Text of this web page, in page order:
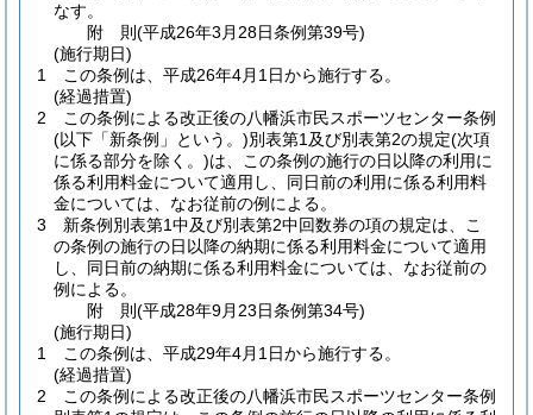
なす。
附 則(平成26年3月28日条例第39号)
(施行期日)
1
この条例は、平成26年4月1日から施行する。
(経過措置)
2
この条例による改正後の八幡浜市民スポーツセンター条例
(以下「新条例」という。)別表第1及び別表第2の規定(次項
に係る部分を除く。)は、この条例の施行の日以降の利用に
係る利用料金について適用し、同日前の利用に係る利用料
金については、なお従前の例による。
3
新条例別表第1中及び別表第2中回数券の項の規定は、こ
の条例の施行の日以降の納期に係る利用料金について適用
し、同日前の納期に係る利用料金については、なお従前の
例による。
附 則(平成28年9月23日条例第34号)
(施行期日)
1
この条例は、平成29年4月1日から施行する。
(経過措置)
2
この条例による改正後の八幡浜市民スポーツセンター条例